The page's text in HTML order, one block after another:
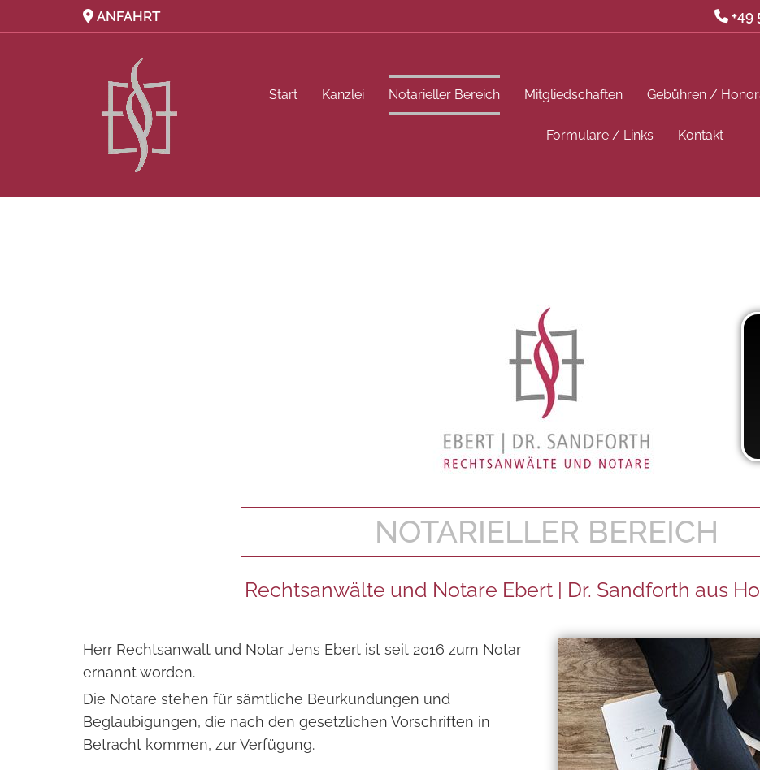
Zum Inhalt springen
 ANFAHRT  +49
Start Kanzlei Notarieller Bereich Mitgliedschaften Gebühren /
Formulare / Links Kontakt
NOTARIELLER BEREICH
Rechtsanwälte und Notare Ebert | Dr. Sandforth aus
Herr Rechtsanwalt und Notar Jens Ebert ist seit 2016 zum Notar
ernannt worden.
Die Notare stehen für sämtliche Beurkundungen und
Beglaubigungen, die nach den gesetzlichen Vorschriften in
Betracht kommen, zur Verfügung.